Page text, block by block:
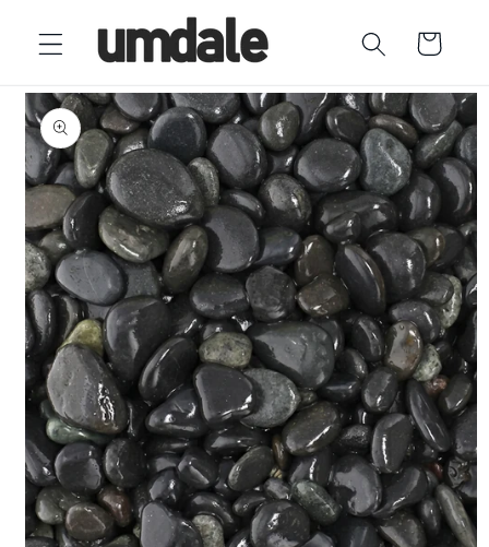
directamente
al contenido
Carrito
directamente
a la
información
del producto